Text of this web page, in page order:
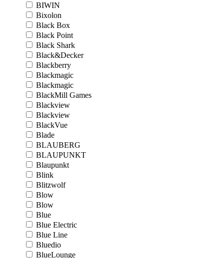
BIWIN
Bixolon
Black Box
Black Point
Black Shark
Black&Decker
Blackberry
Blackmagic
Blackmagic
BlackMill Games
Blackview
Blackview
BlackVue
Blade
BLAUBERG
BLAUPUNKT
Blaupunkt
Blink
Blitzwolf
Blow
Blow
Blue
Blue Electric
Blue Line
Bluedio
BlueLounge